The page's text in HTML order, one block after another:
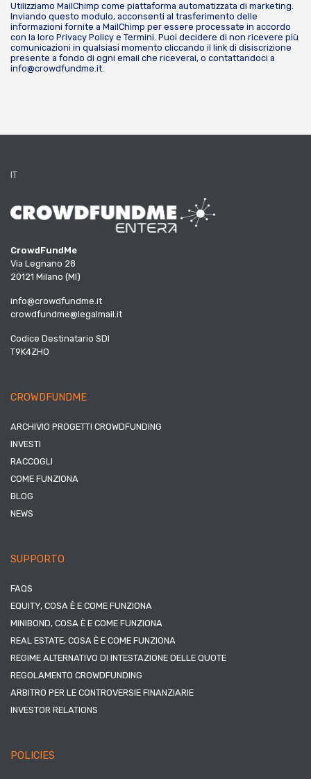
Utilizziamo MailChimp come piattaforma automatizzata di marketing.
Inviando questo modulo, acconsenti al trasferimento delle
informazioni fornite a MailChimp per essere processate in accordo
con la loro Privacy Policy e Termini. Puoi decidere di non ricevere più
comunicazioni in qualsiasi momento cliccando il link di disiscrizione
presente a fondo di ogni email che riceverai, o contattandoci a
info@crowdfundme.it.
IT
CrowdFundMe
Via Legnano 28
20121 Milano (MI)
info@crowdfundme.it
crowdfundme@legalmail.it
Codice Destinatario SDI
T9K4ZHO
CROWDFUNDME
ARCHIVIO PROGETTI CROWDFUNDING
INVESTI
RACCOGLI
COME FUNZIONA
BLOG
NEWS
SUPPORTO
FAQS
EQUITY, COSA È E COME FUNZIONA
MINIBOND, COSA È E COME FUNZIONA
REAL ESTATE, COSA È E COME FUNZIONA
REGIME ALTERNATIVO DI INTESTAZIONE DELLE QUOTE
REGOLAMENTO CROWDFUNDING
ARBITRO PER LE CONTROVERSIE FINANZIARIE
INVESTOR RELATIONS
POLICIES